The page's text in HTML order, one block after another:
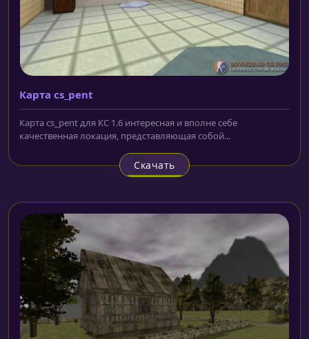
Карта cs_pent
Карта cs_pent для КС 1.6 интересная и вполне себе
качественная локация, представляющая собой...
Скачать